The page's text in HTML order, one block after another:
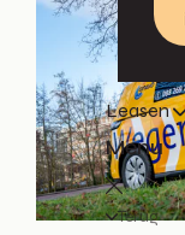
Leasen
Menu
Terug